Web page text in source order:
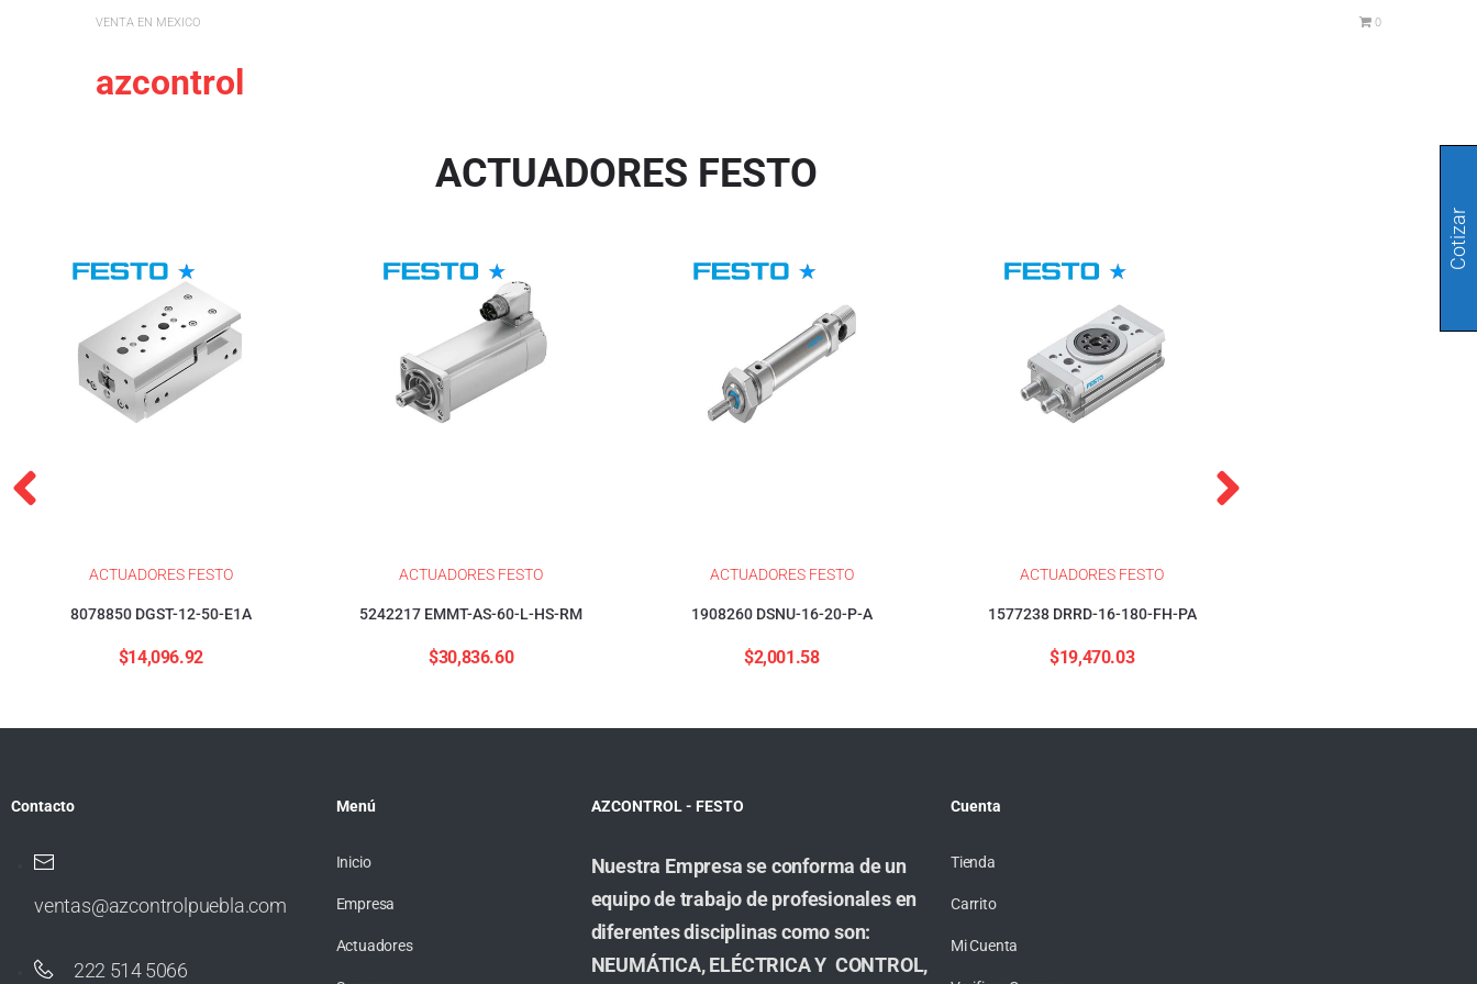
VENTA EN MEXICO 0
azcontrol
ACTUADORES FESTO
ACTUADORES FESTO
8078850 DGST-12-50-E1A
$14,096.92
ACTUADORES FESTO
5242217 EMMT-AS-60-L-HS-RM
$30,836.60
ACTUADORES FESTO
1908260 DSNU-16-20-P-A
$2,001.58
ACTUADORES FESTO
1577238 DRRD-16-180-FH-PA
$19,470.03
Contacto
ventas@azcontrolpuebla.com
222 514 5066
Menú
Inicio
Empresa
Actuadores
AZCONTROL - FESTO
Nuestra Empresa se conforma de un
equipo de trabajo de profesionales en
diferentes disciplinas como son:
NEUMÁTICA, ELÉCTRICA Y CONTROL,
Cuenta
Tienda
Carrito
Mi Cuenta
Cotizar